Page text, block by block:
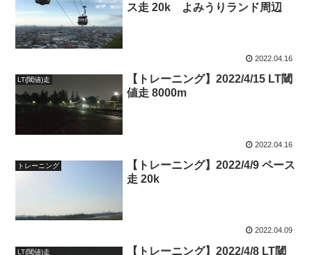
ス走 20k よみうりランド周辺
2022.04.16
LT(閾値)走
【トレーニング】2022/4/15 LT閾
値走 8000m
2022.04.16
トレーニング
【トレーニング】2022/4/9 ペース
走 20k
2022.04.09
LT(閾値)走
【トレーニング】2022/4/8 LT閾